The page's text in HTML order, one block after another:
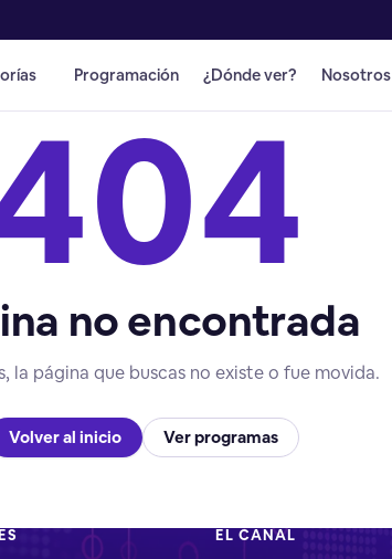
Programación ¿Dónde ver? Nosotros
no encontrada
la página que buscas no existe o fue movida.
Volver al inicio Ver programas
EL CANAL